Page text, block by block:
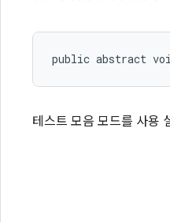
public abstract
테스트 모음 모드를 사용